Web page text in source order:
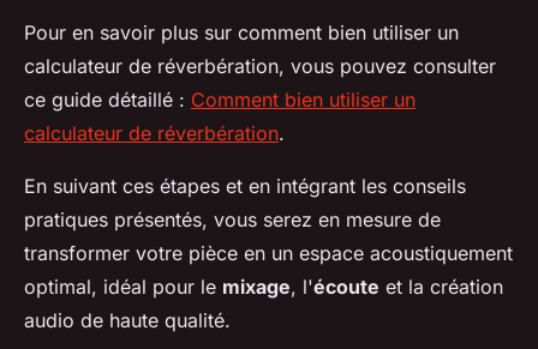
Pour en savoir plus sur comment bien utiliser un
calculateur de réverbération, vous pouvez consulter
ce guide détaillé : Comment bien utiliser un
calculateur de réverbération.
En suivant ces étapes et en intégrant les conseils
pratiques présentés, vous serez en mesure de
transformer votre pièce en un espace acoustiquement
optimal, idéal pour le mixage, l'écoute et la création
audio de haute qualité.